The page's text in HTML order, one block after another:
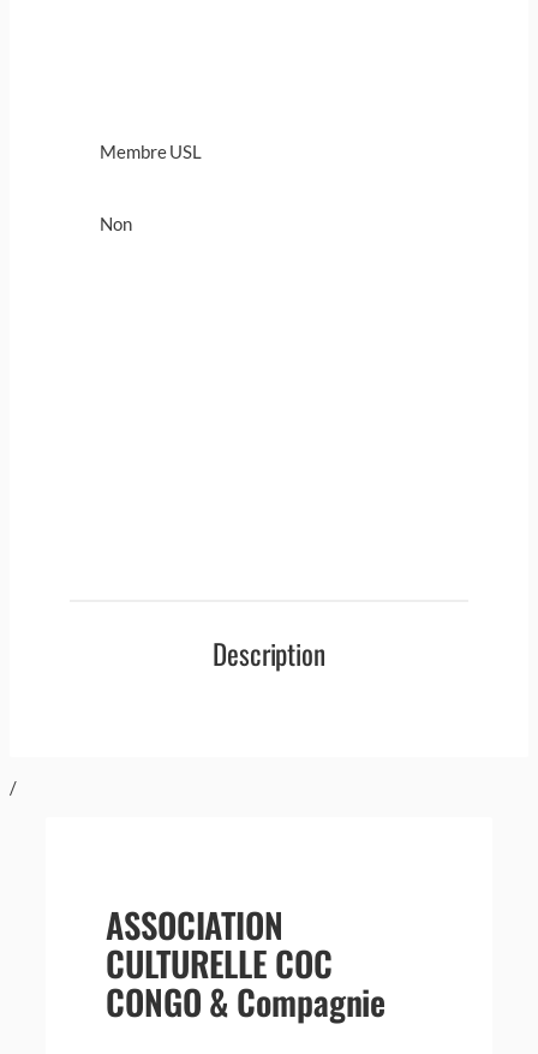
Membre USL
Non
Description
/
ASSOCIATION
CULTURELLE COC
CONGO & Compagnie